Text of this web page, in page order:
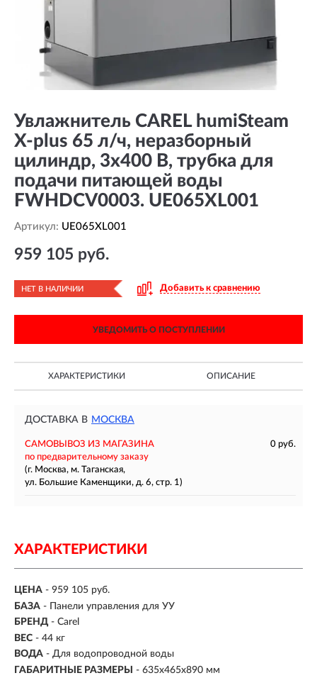
Увлажнитель CAREL humiSteam
X-plus 65 л/ч, неразборный
цилиндр, 3x400 В, трубка для
подачи питающей воды
FWHDCV0003. UE065XL001
Артикул: UE065XL001
959 105 руб.
НЕТ В НАЛИЧИИ Добавить к сравнению
УВЕДОМИТЬ О ПОСТУПЛЕНИИ
ХАРАКТЕРИСТИКИ ОПИСАНИЕ
ДОСТАВКА В МОСКВА
САМОВЫВОЗ ИЗ МАГАЗИНА
0 руб.
по предварительному заказу
(г. Москва, м. Таганская,
ул. Большие Каменщики, д. 6, стр. 1)
ХАРАКТЕРИСТИКИ
ЦЕНА - 959 105 руб.
БАЗА - Панели управления для УУ
БРЕНД - Carel
ВЕС - 44 кг
ВОДА - Для водопроводной воды
ГАБАРИТНЫЕ РАЗМЕРЫ
- 635x465x890 мм